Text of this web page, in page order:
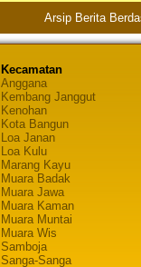
Arsip Berita
Kecamatan
Anggana
Kembang Janggut
Kenohan
Kota Bangun
Loa Janan
Loa Kulu
Marang Kayu
Muara Badak
Muara Jawa
Muara Kaman
Muara Muntai
Muara Wis
Samboja
Sanga-Sanga